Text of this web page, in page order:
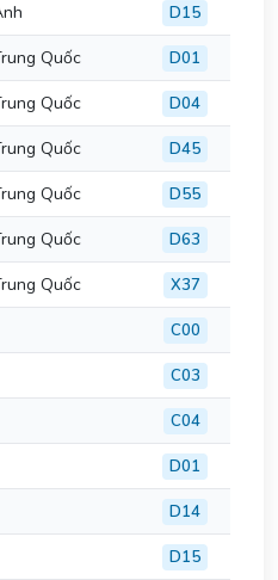
D15
Quốc D01
Quốc D04
Quốc D45
Quốc D55
Quốc D63
Quốc X37
C00
C03
C04
D01
D14
D15